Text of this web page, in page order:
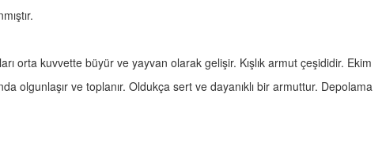
orta kuvvette büyür ve yayvan olarak gelişir. Kışlık armut çeşididir. Ekim
olgunlaşır ve toplanır. Oldukça sert ve dayanıklı bir armuttur. Depolama